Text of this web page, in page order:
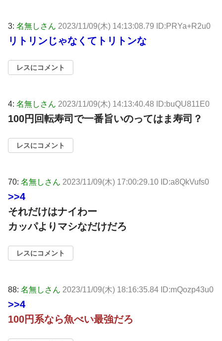
3: 名無しさん 2023/11/09(木) 14:13:08.79 ID:PRYa+R2u0
リトリンじゃなくてトリトンな
レスにコメント
4: 名無しさん 2023/11/09(木) 14:13:40.48 ID:buQU811E0
100円回転寿司で一番旨いのってはま寿司？
レスにコメント
70: 名無しさん 2023/11/09(木) 17:00:29.10 ID:a8QkVufs0
>>4
それだけはナイわー
カッパよりマシなだけだろ
レスにコメント
88: 名無しさん 2023/11/09(木) 18:16:35.84 ID:mQozp43u0
>>4
100円系なら魚べい最強だろ